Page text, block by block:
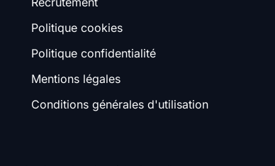
Politique cookies
Politique confidentialité
Mentions légales
Conditions générales d'utilisation